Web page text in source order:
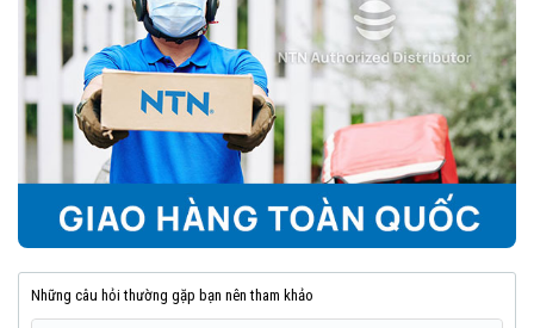
Những câu hỏi thường gặp bạn nên tham khảo